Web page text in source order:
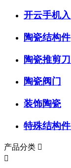
开云手机
陶瓷结构件
陶瓷推剪
陶瓷阀门
装饰陶瓷
特殊结构
产品分类 
